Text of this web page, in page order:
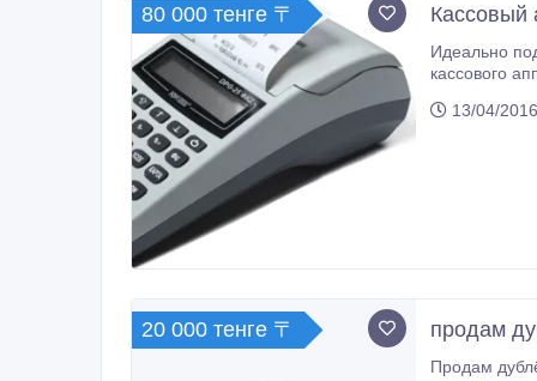
80 000 тенге 〒 Кассовый
Идеально
кассового
13/04/
20 000 тенге 〒 продам